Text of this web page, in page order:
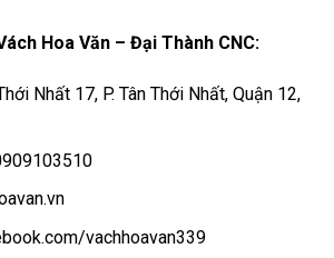
Hoa Văn – Đại Thành CNC:
Nhất 17, P. Tân Thới Nhất, Quận 12,
vachhoavan339